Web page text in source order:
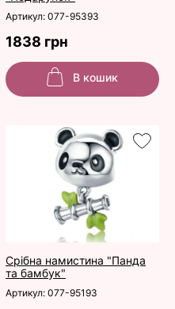
Артикул: 077-95393
1838 грн
В кошик
Срібна намистина "Панда
та бамбук"
Артикул: 077-95193